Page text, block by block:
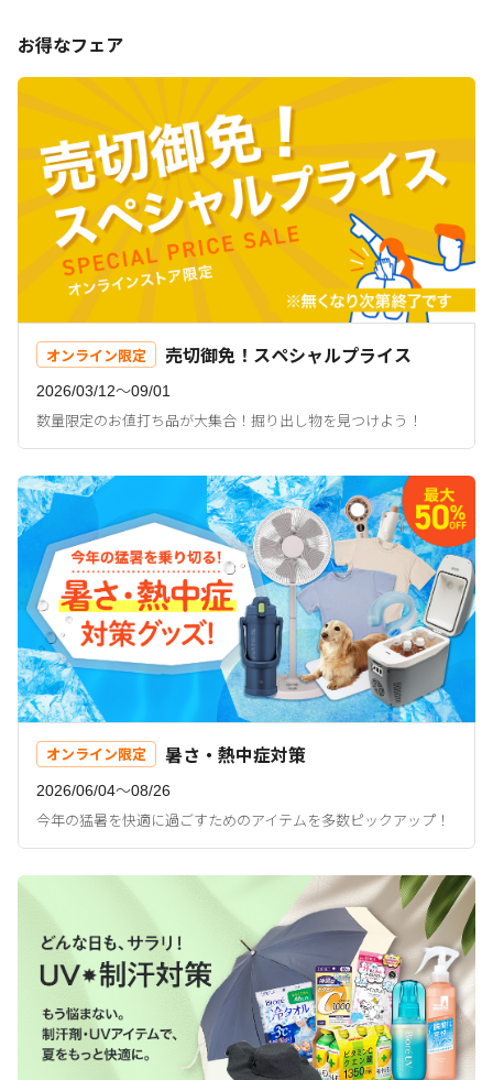
お得なフェア
オンライン限定 売切御免！スペシャルプライス
2026/03/12〜09/01
数量限定のお値打ち品が大集合！掘り出し物を見つけよう！
オンライン限定 暑さ・熱中症対策
2026/06/04〜08/26
今年の猛暑を快適に過ごすためのアイテムを多数ピックアップ！